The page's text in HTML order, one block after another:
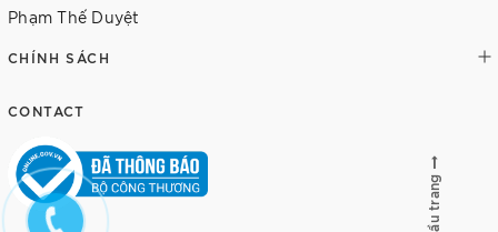
Phạm Thế Duyệt
CHÍNH SÁCH
CONTACT